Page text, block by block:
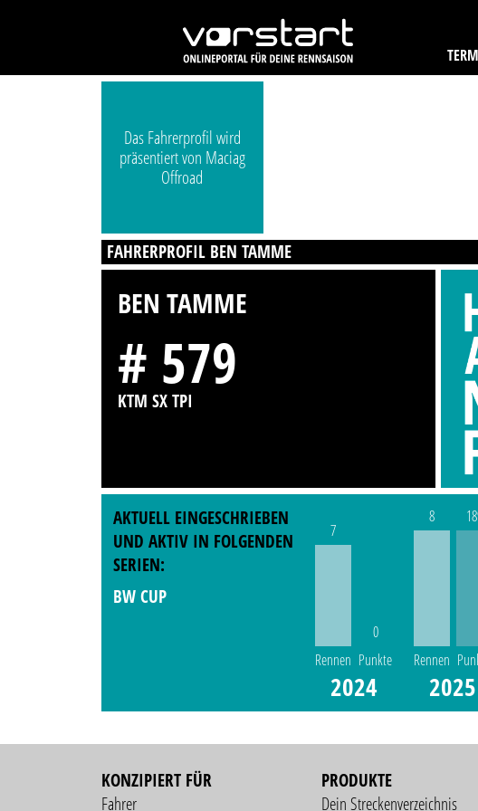
Das Fahrerprofil wird
präsentiert von Maciag
Offroad
FAHRERPROFIL BEN TAMME
BEN TAMME
# 579
KTM SX TPI
AKTUELL EINGESCHRIEBEN
UND AKTIV IN FOLGENDEN
SERIEN:
BW CUP
7
Rennen
0
Punkte
2024
8
Rennen
2025
KONZIPIERT FÜR
Fahrer
PRODUKTE
Dein Streckenverzeichnis